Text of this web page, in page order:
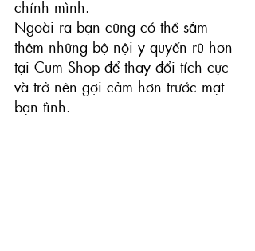
chính mình.
Ngoài ra bạn cũng có thể sắm
thêm những bộ nội y quyến rũ hơn
tại Cum Shop để thay đổi tích cực
và trở nên gợi cảm hơn trước mặt
bạn tình.